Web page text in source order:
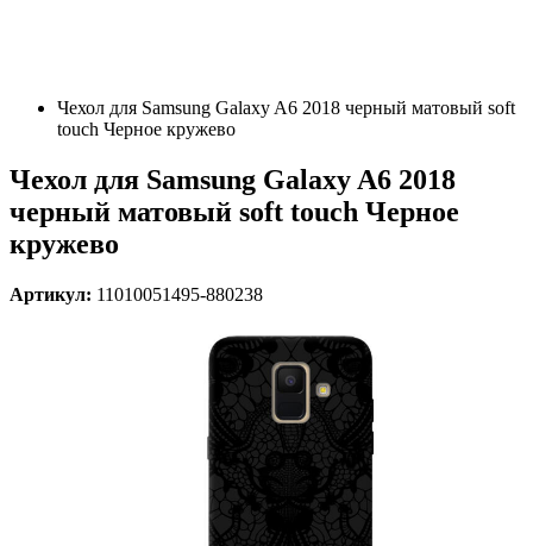
Чехол для Samsung Galaxy A6 2018 черный матовый soft
touch Черное кружево
Чехол для Samsung Galaxy A6 2018
черный матовый soft touch Черное
кружево
Артикул: 11010051495-880238